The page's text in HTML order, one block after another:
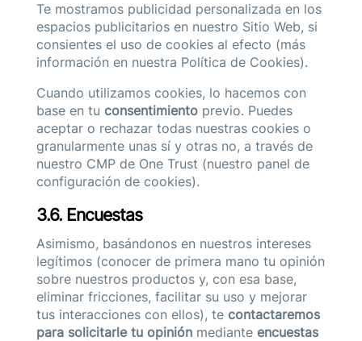
Te mostramos publicidad personalizada en los
espacios publicitarios en nuestro Sitio Web, si
consientes el uso de cookies al efecto (más
información en nuestra Política de Cookies).
Cuando utilizamos cookies, lo hacemos con
base en tu consentimiento previo. Puedes
aceptar o rechazar todas nuestras cookies o
granularmente unas sí y otras no, a través de
nuestro CMP de One Trust (nuestro panel de
configuración de cookies).
3.6. Encuestas
Asimismo, basándonos en nuestros intereses
legítimos (conocer de primera mano tu opinión
sobre nuestros productos y, con esa base,
eliminar fricciones, facilitar su uso y mejorar
tus interacciones con ellos), te contactaremos
para solicitarle tu opinión mediante encuestas